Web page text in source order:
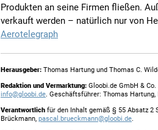
Produkten an seine Firmen fließen.
verkauft werden – natürlich nur von
Aerotelegraph
Herausgeber: Thomas Hartung und Thomas C.
Redaktion und Vermarktung: Gloobi.de GmbH &
info@gloobi.de. Geschäftsführer: Thomas
Verantwortlich für den Inhalt gemäß § 55 Absatz 2
Brückmann, pascal.brueckmann@gloobi.de.